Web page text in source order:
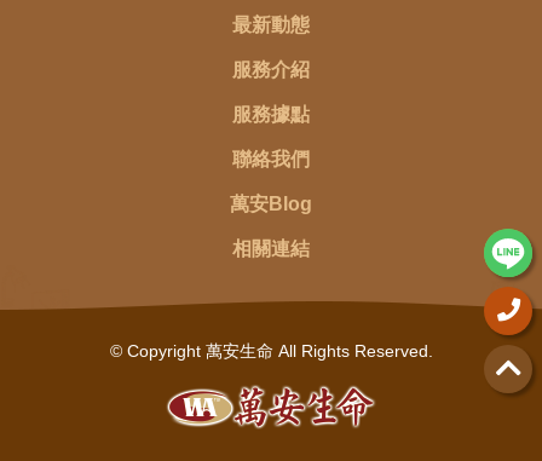
最新動態
服務介紹
服務據點
聯絡我們
萬安Blog
相關連結
© Copyright 萬安生命 All Rights Reserved.